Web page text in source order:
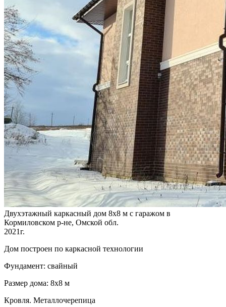
Двухэтажный каркасный дом 8х8 м с гаражом в
Кормиловском р-не, Омской обл.
2021г.
Дом построен по каркасной технологии
Фундамент: свайный
Размер дома: 8х8 м
Кровля. Металлочерепица